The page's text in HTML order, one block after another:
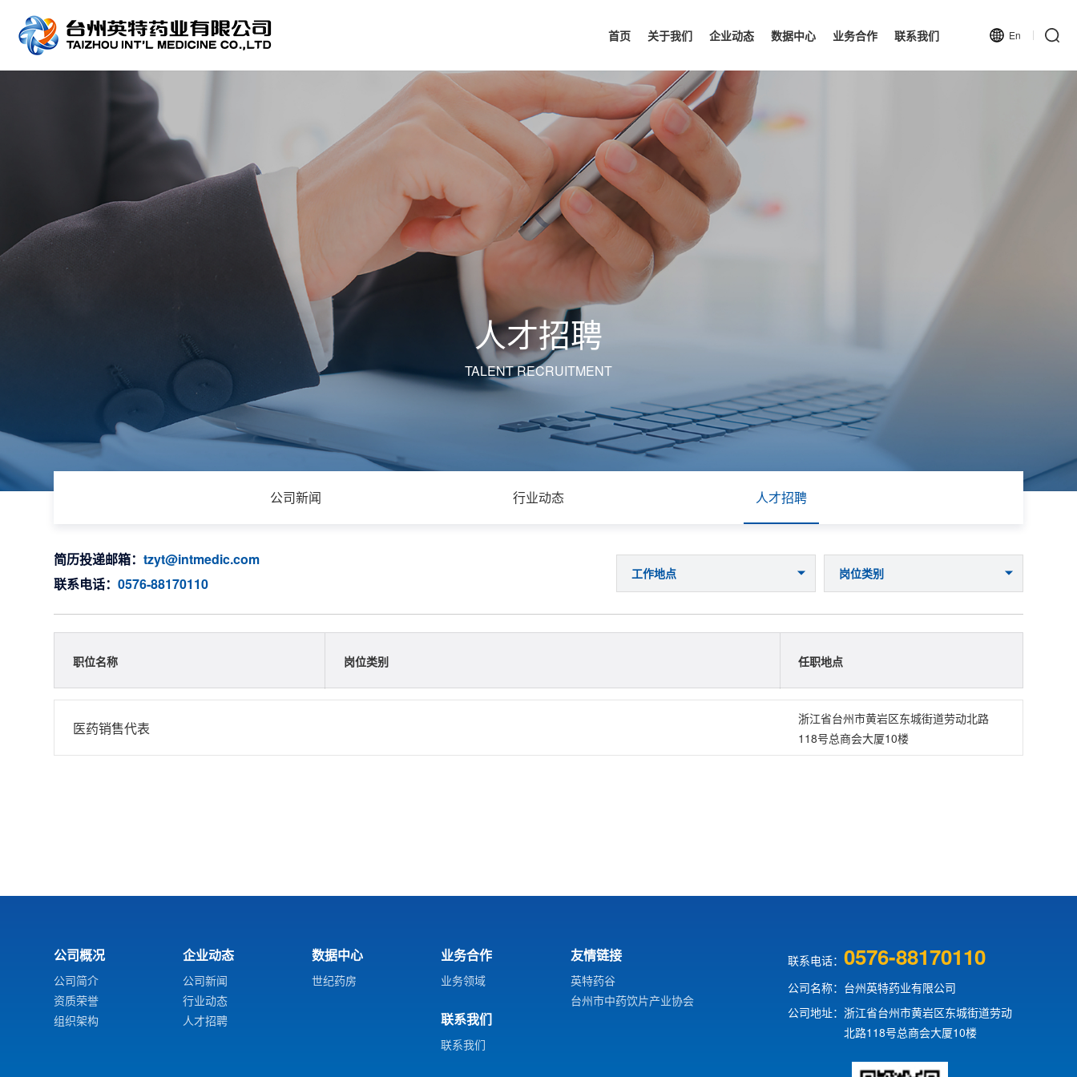
首页 关于我们 企业动态 数据中心 业务合作 联系我们 En
人才招聘
TALENT RECRUITMENT
公司新闻 行业动态 人才招聘
简历投递邮箱：tzyt@intmedic.com
联系电话：0576-88170110
工作地点 岗位类别
职位名称 岗位类别 任职地点
医药销售代表
浙江省台州市黄岩区东城街道劳动北路
118号总商会大厦10楼
公司概况
公司简介
资质荣誉
组织架构
企业动态
公司新闻
行业动态
人才招聘
数据中心
世纪药房
业务合作
业务领域
联系我们
联系我们
友情链接
英特药谷
台州市中药饮片产业协会
联系电话： 0576-88170110
公司名称： 台州英特药业有限公司
公司地址： 浙江省台州市黄岩区东城街道劳动
北路118号总商会大厦10楼